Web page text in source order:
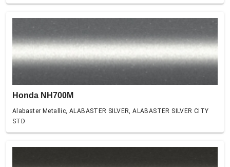
Honda NH700M
Alabaster Metallic, ALABASTER SILVER, ALABASTER SILVER CITY
STD